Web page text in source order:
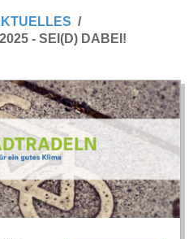
- SEI(D) DABEI!